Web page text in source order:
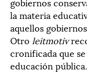
la materia
aquellos
Otro leitmotiv
cronificada que
educación pública.